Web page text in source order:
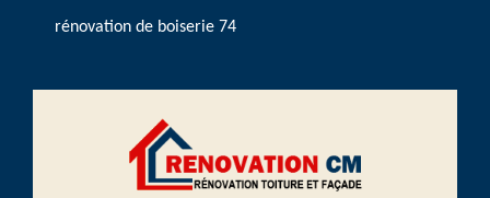
rénovation de boiserie 74